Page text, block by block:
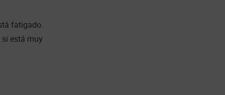
fatigado.
está muy